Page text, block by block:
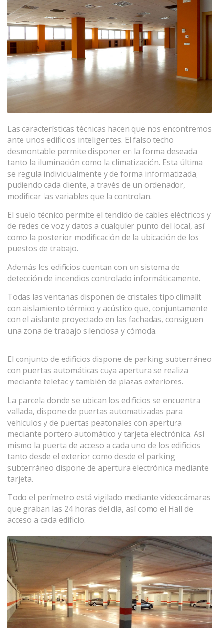
Las características técnicas hacen que nos encontremos
ante unos edificios inteligentes. El falso techo
desmontable permite disponer en la forma deseada
tanto la iluminación como la climatización. Esta última
se regula individualmente y de forma informatizada,
pudiendo cada cliente, a través de un ordenador,
modificar las variables que la controlan.
El suelo técnico permite el tendido de cables eléctricos y
de redes de voz y datos a cualquier punto del local, así
como la posterior modificación de la ubicación de los
puestos de trabajo.
Además los edificios cuentan con un sistema de
detección de incendios controlado informáticamente.
Todas las ventanas disponen de cristales tipo climalit
con aislamiento térmico y acústico que, conjuntamente
con el aislante proyectado en las fachadas, consiguen
una zona de trabajo silenciosa y cómoda.
El conjunto de edificios dispone de parking subterráneo
con puertas automáticas cuya apertura se realiza
mediante teletac y también de plazas exteriores.
La parcela donde se ubican los edificios se encuentra
vallada, dispone de puertas automatizadas para
vehículos y de puertas peatonales con apertura
mediante portero automático y tarjeta electrónica. Así
mismo la puerta de acceso a cada uno de los edificios
tanto desde el exterior como desde el parking
subterráneo dispone de apertura electrónica mediante
tarjeta.
Todo el perímetro está vigilado mediante videocámaras
que graban las 24 horas del día, así como el Hall de
acceso a cada edificio.